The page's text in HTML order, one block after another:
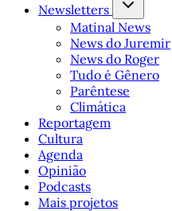
Newsletters
Matinal News
News do Juremir
News do Roger
Tudo é Gênero
Parêntese
Climática
Reportagem
Cultura
Agenda
Opinião
Podcasts
Mais projetos